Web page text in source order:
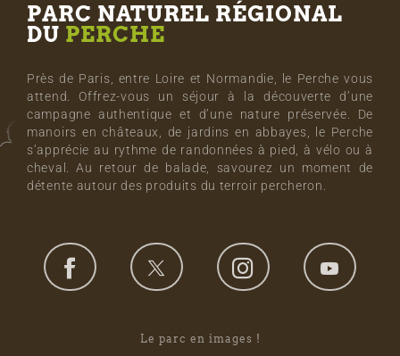
PARC NATUREL RÉGIONAL
DU PERCHE
Près de Paris, entre Loire et Normandie, le Perche vous
attend. Offrez-vous un séjour à la découverte d’une
campagne authentique et d’une nature préservée. De
manoirs en châteaux, de jardins en abbayes, le Perche
s’apprécie au rythme de randonnées à pied, à vélo ou à
cheval. Au retour de balade, savourez un moment de
détente autour des produits du terroir percheron.
Le parc en images !